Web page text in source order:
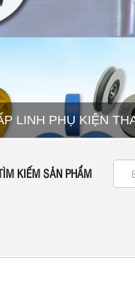
LINH PHỤ KIỆN
KIẾM SẢN PHẨM